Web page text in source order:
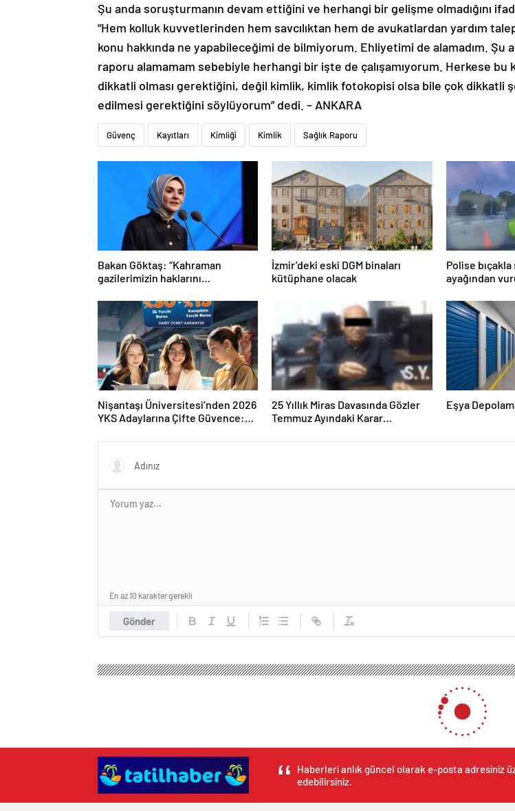
Şu anda soruşturmanın devam ettiğini ve herhangi bir gelişme olmadığını
“Hem kolluk kuvvetlerinden hem savcılıktan hem de avukatlardan yardım
konu hakkında ne yapabileceğimi de bilmiyorum. Ehliyetimi de alamadım. Şu
raporu alamamam sebebiyle herhangi bir işte de çalışamıyorum. Herkese bu
dikkatli olması gerektiğini, değil kimlik, kimlik fotokopisi olsa bile çok dikkatli
edilmesi gerektiğini söylüyorum” dedi. – ANKARA
Güvenç Kayıtları Kimliği Kimlik Sağlık Raporu
Bakan Göktaş: “Kahraman
gazilerimizin haklarını
kapılarını aralıyoruz”
İzmir’deki eski DGM binaları
kütüphane olacak
Polise
ayağından
Nişantaşı Üniversitesi’nden 2026
YKS Adaylarına Çifte Güvence:
25 Yıllık Miras Davasında Gözler
Temmuz Ayındaki Karar
Eşya
Gönder
En az 10 karakter gerekli
Usta Yazar Tarık Buğra’nın Vefatının
BEĞENDİM ABONE OL News
“Küçük Ağa”, “Osmancık”, “Gençliğim Eyvah”, “Dönemeçte” ve “Yalnızlar” adlı